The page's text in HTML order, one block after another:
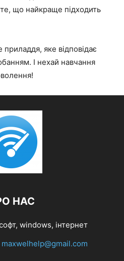
що найкраще підходить
яке відповідає
І нехай навчання
НАС
windows, інтернет
maxwelhelp@gmail.com